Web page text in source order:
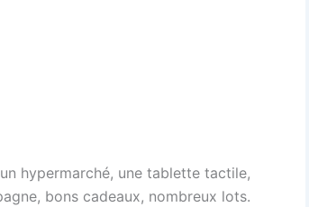
hypermarché, une tablette tactile,
bons cadeaux, nombreux lots.